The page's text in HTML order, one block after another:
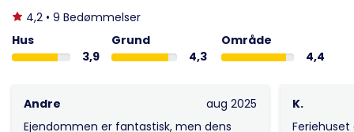
4,2 • 9 Bedømmelser
Hus
3,9
Grund
4,3
Område
4,4
Andre
aug 2025
Ejendommen er fantastisk, men dens
K.